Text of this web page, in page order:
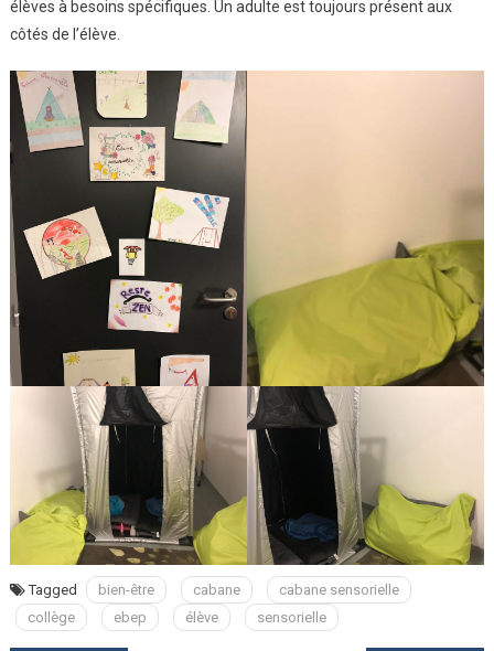
élèves à besoins spécifiques. Un adulte est toujours présent aux
côtés de l’élève.
Tagged bien-être cabane
cabane sensorielle
collège
ebep élève sensorielle